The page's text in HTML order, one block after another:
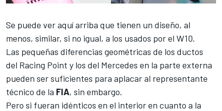
Se puede ver aquí arriba que tienen un diseño, al
menos, similar, si no igual, a los usados por el W10.
Las pequeñas diferencias geométricas de los ductos
del Racing Point y los del Mercedes en la parte externa
pueden ser suficientes para aplacar al representante
técnico de la FIA, sin embargo.
Pero si fueran idénticos en el interior en cuanto a la